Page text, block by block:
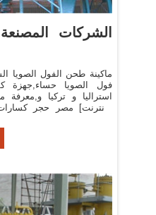
الشركات
ماكينة طحن الفول الصويا
فول الصويا
استراليا و تركيا
الانترنت] مصر حجر